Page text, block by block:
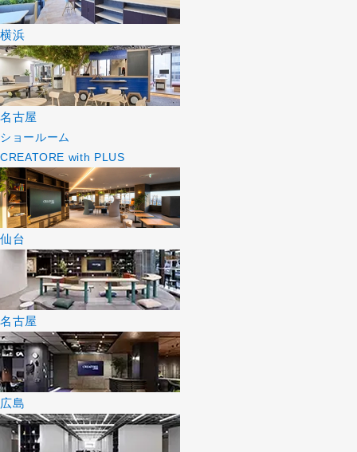
横浜
名古屋
ショールーム
CREATORE with PLUS
仙台
名古屋
広島